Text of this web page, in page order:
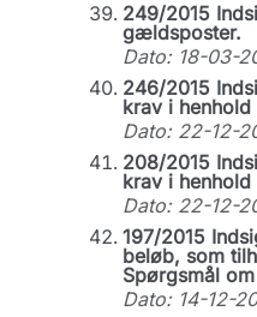
249/2015
gældsposter.
Dato: 18-03-
246/2015
krav i
Dato: 22-12-
208/2015
krav i
Dato: 22-12-
197/2015
beløb, som
Spørgsmål
Dato: 14-12-